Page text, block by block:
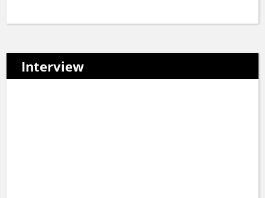
Interview